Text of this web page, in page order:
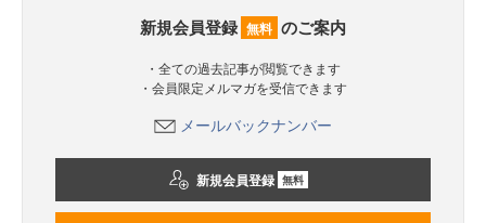
新規会員登録 無料 のご案内
・全ての過去記事が閲覧できます
・会員限定メルマガを受信できます
メールバックナンバー
新規会員登録 無料